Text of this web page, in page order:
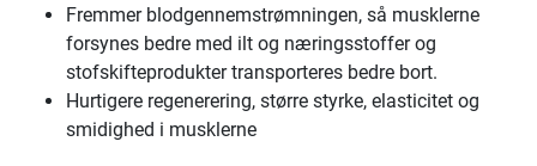
Fremmer blodgennemstrømningen, så musklerne
forsynes bedre med ilt og næringsstoffer og
stofskifteprodukter transporteres bedre bort.
Hurtigere regenerering, større styrke, elasticitet og
smidighed i musklerne